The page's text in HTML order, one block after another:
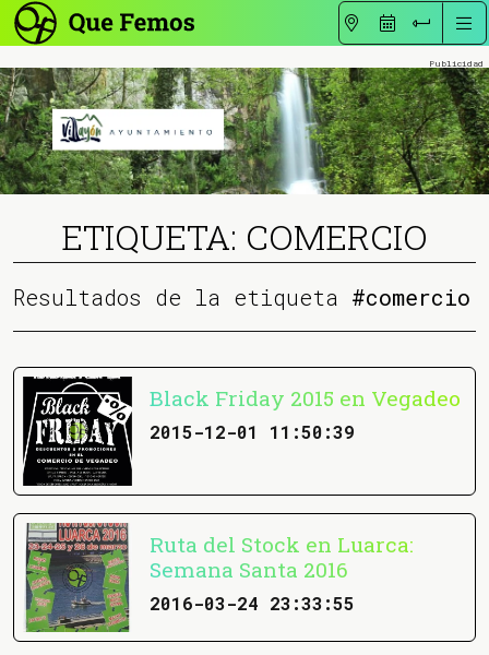
ETIQUETA: COMERCIO
Resultados de la etiqueta #comercio
Black Friday 2015 en Vegadeo
2015-12-01 11:50:39
Ruta del Stock en Luarca:
Semana Santa 2016
2016-03-24 23:33:55